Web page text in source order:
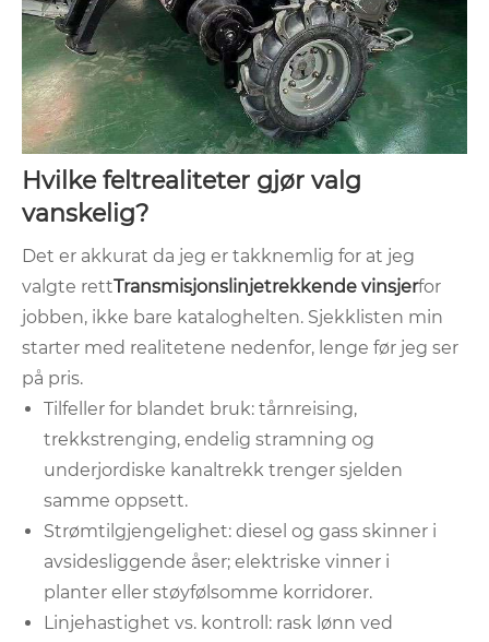
Hvilke feltrealiteter gjør valg
vanskelig?
Det er akkurat da jeg er takknemlig for at jeg
valgte rettTransmisjonslinjetrekkende vinsjerfor
jobben, ikke bare kataloghelten. Sjekklisten min
starter med realitetene nedenfor, lenge før jeg ser
på pris.
Tilfeller for blandet bruk: tårnreising,
trekkstrenging, endelig stramning og
underjordiske kanaltrekk trenger sjelden
samme oppsett.
Strømtilgjengelighet: diesel og gass skinner i
avsidesliggende åser; elektriske vinner i
planter eller støyfølsomme korridorer.
Linjehastighet vs. kontroll: rask lønn ved